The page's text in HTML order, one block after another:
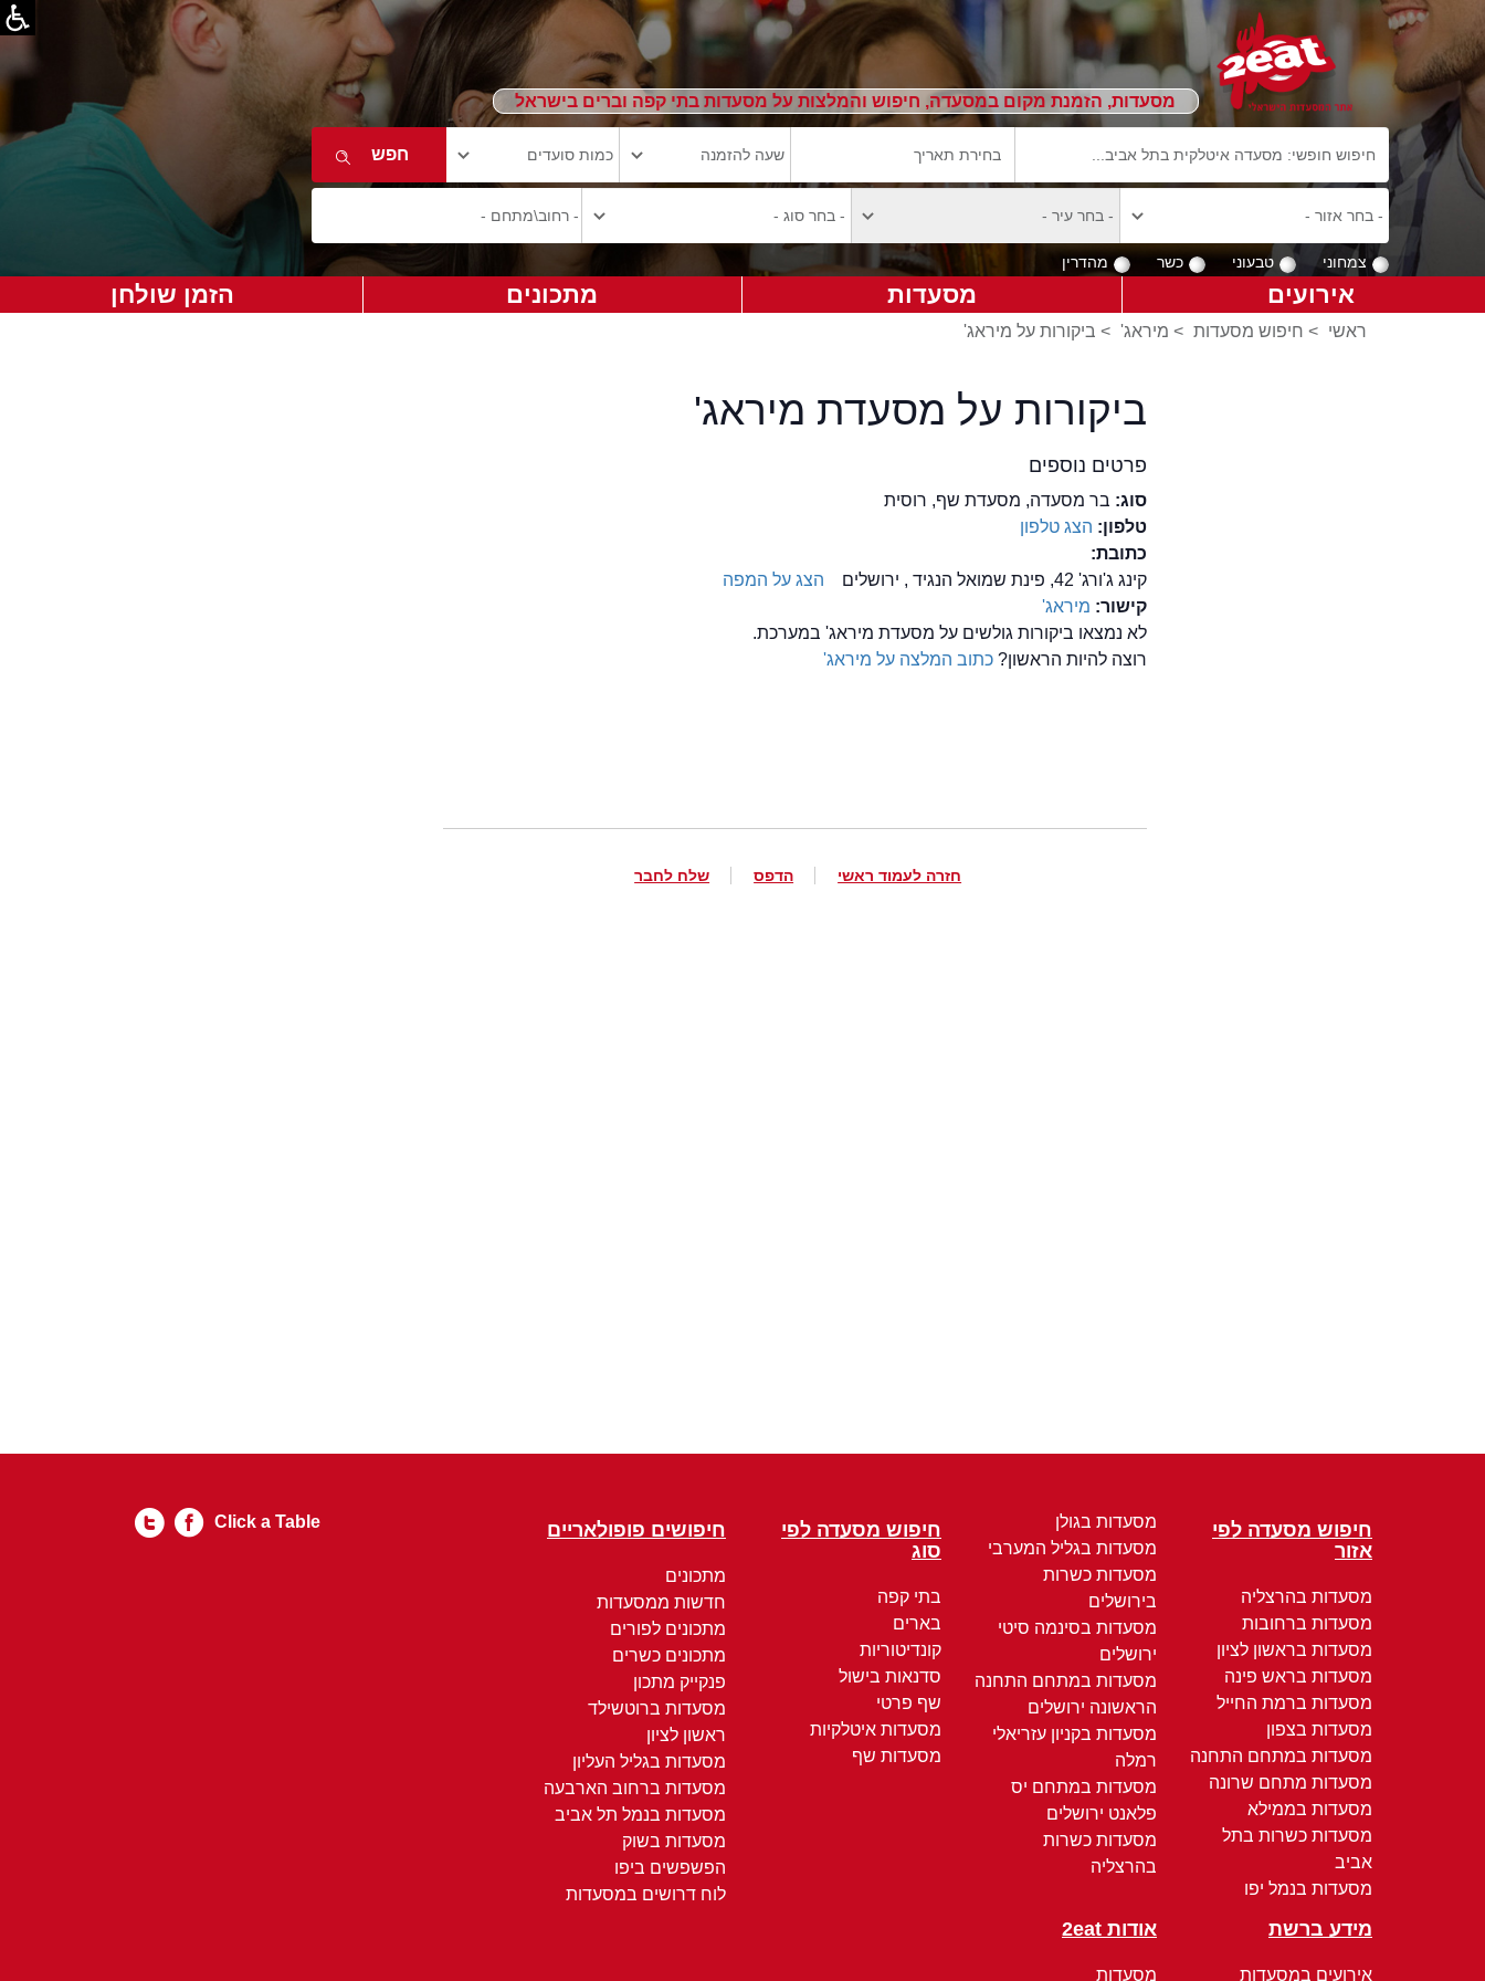
מסעדות, הזמנת מקום במסעדה, חיפוש והמלצות על מסעדות בתי קפה וברים בישראל
צמחוני טבעוני כשר מהדרין
אירועים מסעדות מתכונים הזמן שולחן
ראשי > חיפוש מסעדות > מיראג' > ביקורות על מיראג'
ביקורות על מסעדת מיראג'
פרטים נוספים
סוג: בר מסעדה, מסעדת שף, רוסית
טלפון: הצג טלפון
כתובת:
קינג ג'ורג' 42, פינת שמואל הנגיד , ירושלים
הצג על המפה
קישור: מיראג'
לא נמצאו ביקורות גולשים על מסעדת מיראג' במערכת.
רוצה להיות הראשון?כתוב המלצה על מיראג'
חזרה לעמוד ראשי הדפס שלח לחבר
חיפוש מסעדה לפי
אזור
מסעדות בהרצליה
מסעדות ברחובות
מסעדות בראשון לציון
מסעדות בראש פינה
מסעדות ברמת החייל
מסעדות בצפון
מסעדות במתחם התחנה
מסעדות מתחם שרונה
מסעדות בממילא
מסעדות כשרות בתל
אביב
מסעדות בנמל יפו
מסעדות בגולן
מסעדות בגליל המערבי
מסעדות כשרות
בירושלים
מסעדות בסינמה סיטי
ירושלים
מסעדות במתחם התחנה
הראשונה ירושלים
מסעדות בקניון עזריאלי
רמלה
מסעדות במתחם יס
פלאנט ירושלים
מסעדות כשרות
בהרצליה
חיפוש מסעדה לפי
סוג
בתי קפה
בארים
קונדיטוריות
סדנאות בישול
שף פרטי
מסעדות איטלקיות
מסעדות שף
חיפושים פופולאריים
מתכונים
חדשות ממסעדות
מתכונים לפורים
מתכונים כשרים
פנקייק מתכון
מסעדות ברוטשילד
ראשון לציון
מסעדות בגליל העליון
מסעדות ברחוב הארבעה
מסעדות בנמל תל אביב
מסעדות בשוק
הפשפשים ביפו
לוח דרושים במסעדות
מידע ברשת
אירועים במסעדות
אודות 2eat
מסעדות
Click a Table